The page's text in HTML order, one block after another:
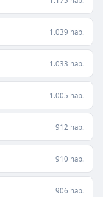
1.039 hab.
1.033 hab.
1.005 hab.
912 hab.
910 hab.
906 hab.